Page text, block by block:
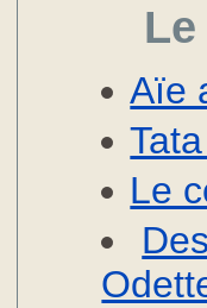
Aïe
Le